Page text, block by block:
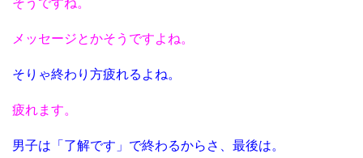
そうですね。
メッセージとかそうですよね。
そりゃ終わり方疲れるよね。
疲れます。
男子は「了解です」で終わるからさ、最後は。